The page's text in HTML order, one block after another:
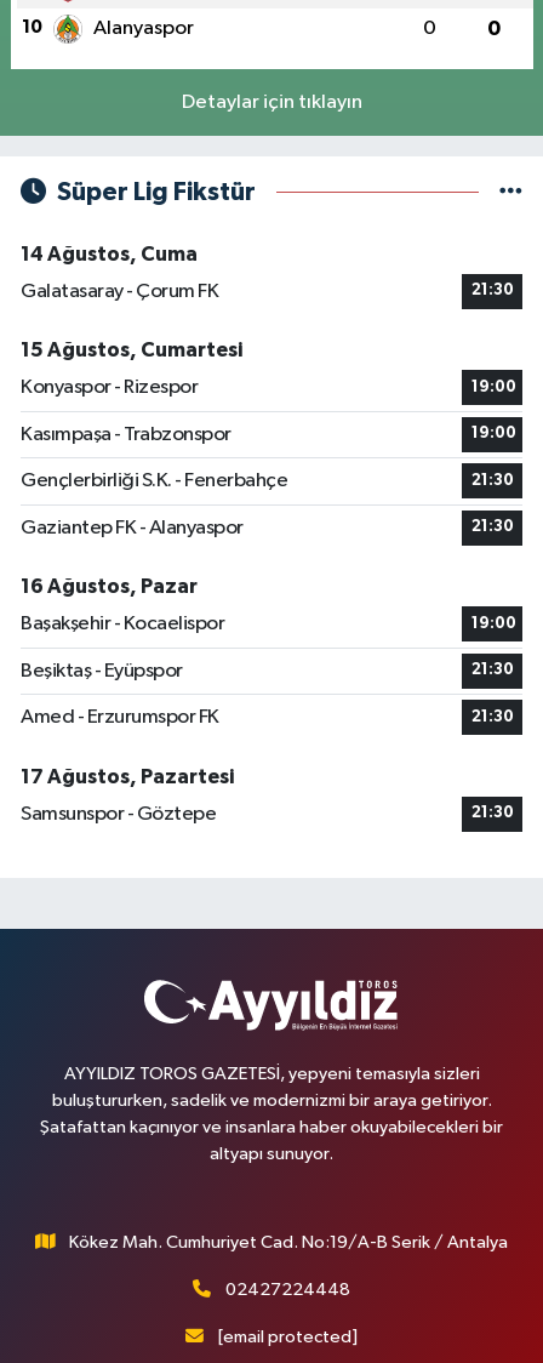
10 Alanyaspor 0 0
Detaylar için tıklayın
Süper Lig Fikstür
14 Ağustos, Cuma
Galatasaray - Çorum FK
21:30
15 Ağustos, Cumartesi
Konyaspor - Rizespor
19:00
Kasımpaşa - Trabzonspor 19:00
Gençlerbirliği S.K. - Fenerbahçe 21:30
Gaziantep FK - Alanyaspor 21:30
16 Ağustos, Pazar
Başakşehir - Kocaelispor
19:00
Beşiktaş - Eyüpspor 21:30
Amed - Erzurumspor FK 21:30
17 Ağustos, Pazartesi
Samsunspor - Göztepe
21:30
AYYILDIZ TOROS GAZETESİ, yepyeni temasıyla sizleri
buluştururken, sadelik ve modernizmi bir araya getiriyor.
Şatafattan kaçınıyor ve insanlara haber okuyabilecekleri bir
altyapı sunuyor.
Kökez Mah. Cumhuriyet Cad. No:19/A-B Serik / Antalya
02427224448
[email protected]